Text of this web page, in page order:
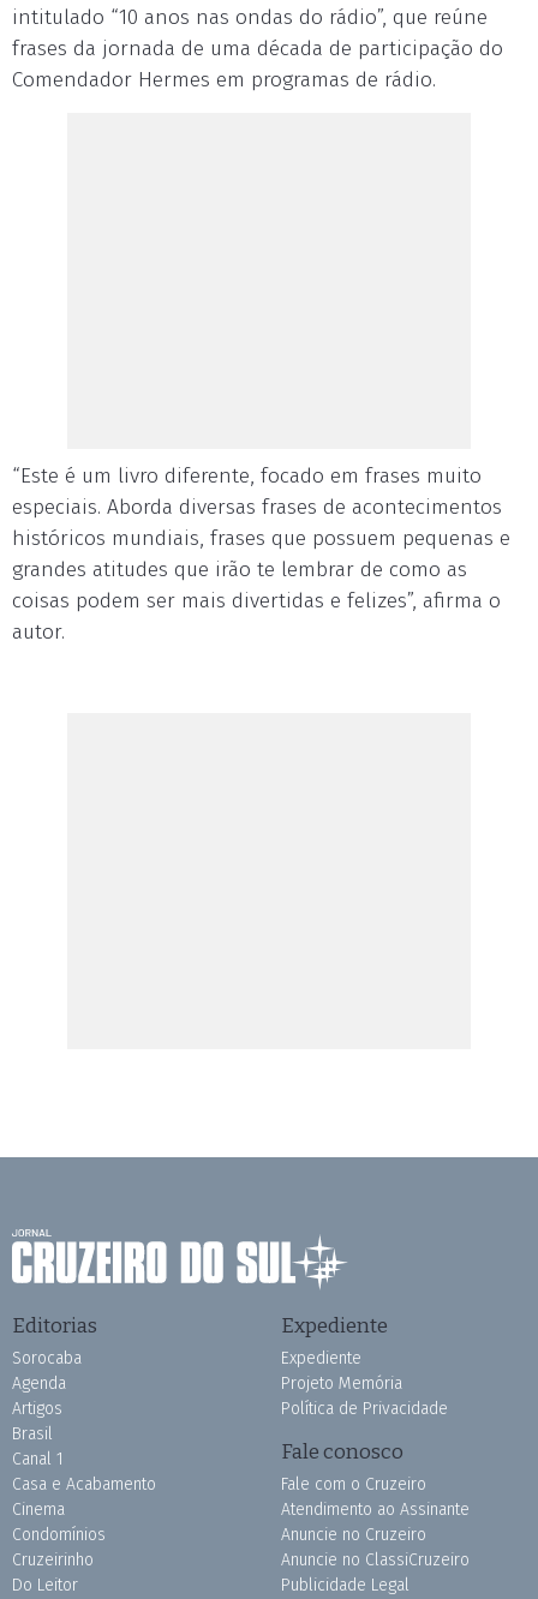
intitulado “10 anos nas ondas do rádio”, que reúne
frases da jornada de uma década de participação do
Comendador Hermes em programas de rádio.
“Este é um livro diferente, focado em frases muito
especiais. Aborda diversas frases de acontecimentos
históricos mundiais, frases que possuem pequenas e
grandes atitudes que irão te lembrar de como as
coisas podem ser mais divertidas e felizes”, afirma o
autor.
Editorias
Sorocaba
Agenda
Artigos
Brasil
Canal 1
Casa e Acabamento
Cinema
Condomínios
Cruzeirinho
Do Leitor
Expediente
Expediente
Projeto Memória
Política de Privacidade
Fale conosco
Fale com o Cruzeiro
Atendimento ao Assinante
Anuncie no Cruzeiro
Anuncie no ClassiCruzeiro
Publicidade Legal